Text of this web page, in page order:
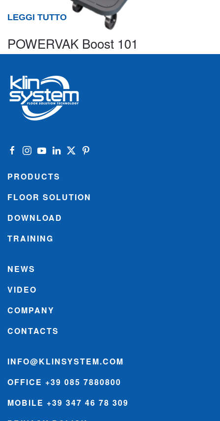
POWERVAK Boost 101
LEGGI TUTTO
PRODUCTS
FLOOR SOLUTION
DOWNLOAD
TRAINING
NEWS
VIDEO
COMPANY
CONTACTS
INFO@KLINSYSTEM.COM
OFFICE +39 085 7880800
MOBILE +39 347 46 78 309